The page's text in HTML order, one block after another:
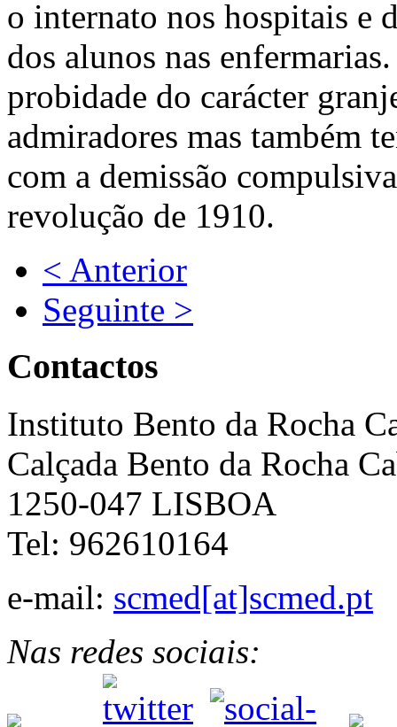
o internato nos hospitais e
dos alunos nas
probidade do carácter
admiradores mas também
com a demissão
revolução de 1910.
< Anterior
Seguinte >
Contactos
Instituto Bento da Rocha
Calçada Bento da Rocha
1250-047 LISBOA
Tel: 962610164
e-mail: scmed[at]scmed.pt
Nas redes sociais: